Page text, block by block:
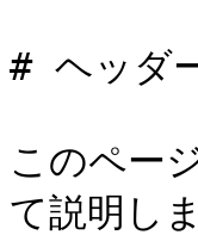
# ヘッダ
このペー
て説明し